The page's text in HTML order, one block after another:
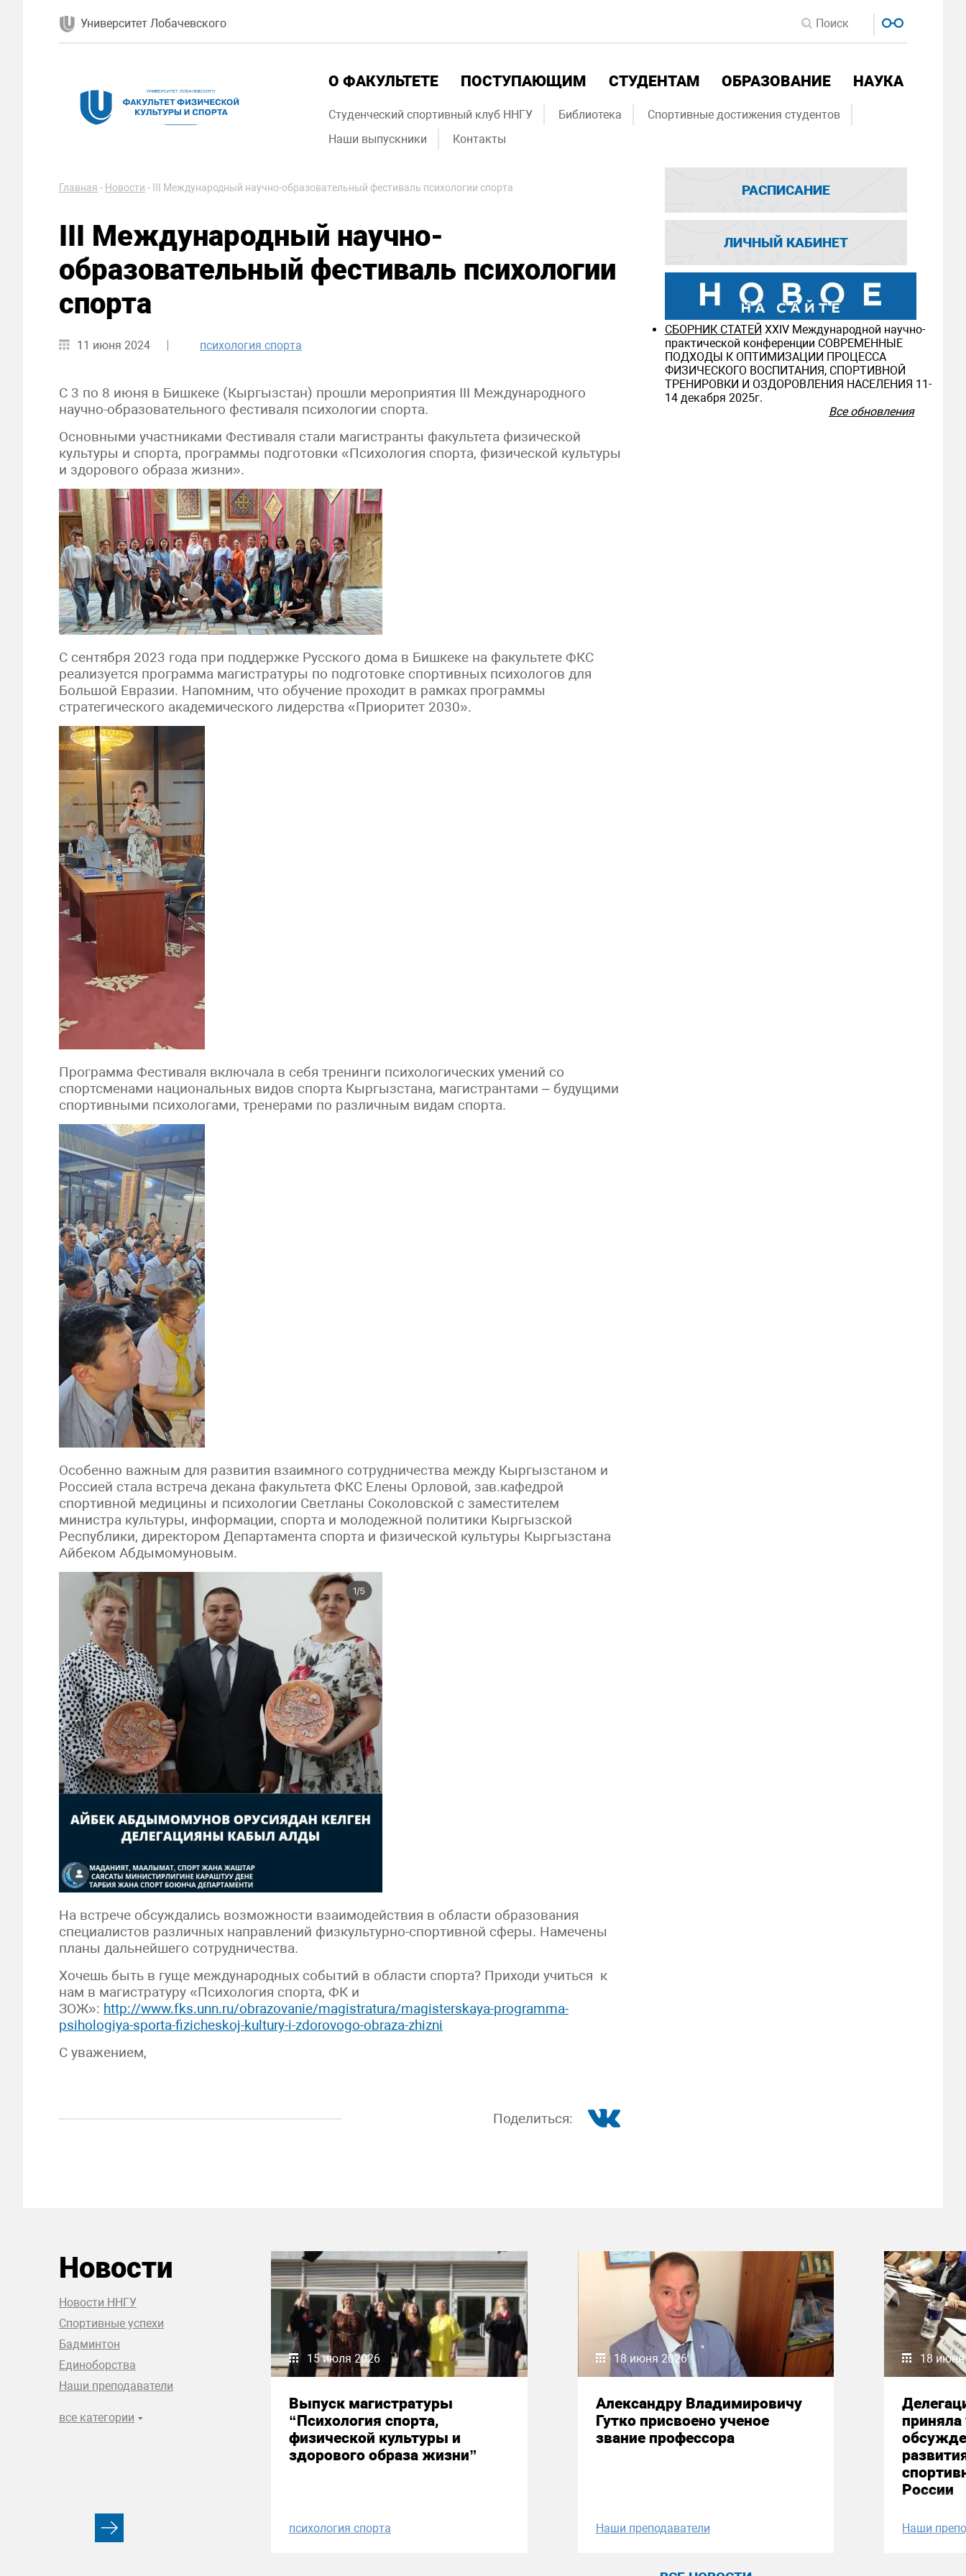
Университет Лобачевского
О ФАКУЛЬТЕТЕ ПОСТУПАЮЩИМ СТУДЕНТАМ ОБРАЗОВАНИЕ НАУКА
Студенческий спортивный клуб ННГУ Библиотека
Спортивные достижения студентов
Наши выпускники
Контакты
Главная - Новости - III Международный научно-образовательный фестиваль психологии спорта
III Международный научно-
образовательный фестиваль психологии
спорта
11 июня 2024 психология спорта
С 3 по 8 июня в Бишкеке (Кыргызстан) прошли мероприятия III Международного
научно-образовательного фестиваля психологии спорта.
Основными участниками Фестиваля стали магистранты факультета физической
культуры и спорта, программы подготовки «Психология спорта, физической культуры
и здорового образа жизни».
С сентября 2023 года при поддержке Русского дома в Бишкеке на факультете ФКС
реализуется программа магистратуры по подготовке спортивных психологов для
Большой Евразии. Напомним, что обучение проходит в рамках программы
стратегического академического лидерства «Приоритет 2030».
Программа Фестиваля включала в себя тренинги психологических умений со
спортсменами национальных видов спорта Кыргызстана, магистрантами – будущими
спортивными психологами, тренерами по различным видам спорта.
Особенно важным для развития взаимного сотрудничества между Кыргызстаном и
Россией стала встреча декана факультета ФКС Елены Орловой, зав.кафедрой
спортивной медицины и психологии Светланы Соколовской с заместителем
министра культуры, информации, спорта и молодежной политики Кыргызской
Республики, директором Департамента спорта и физической культуры Кыргызстана
Айбеком Абдымомуновым.
На встрече обсуждались возможности взаимодействия в области образования
специалистов различных направлений физкультурно-спортивной сферы. Намечены
планы дальнейшего сотрудничества.
Хочешь быть в гуще международных событий в области спорта? Приходи учиться к
нам в магистратуру «Психология спорта, ФК и
ЗОЖ»: http://www.fks.unn.ru/obrazovanie/magistratura/magisterskaya-programma-
psihologiya-sporta-fizicheskoj-kultury-i-zdorovogo-obraza-zhizni
С уважением,
Поделиться:
РАСПИСАНИЕ
ЛИЧНЫЙ КАБИНЕТ
СБОРНИК СТАТЕЙ ХXIV Международной научно-
практической конференции СОВРЕМЕННЫЕ
ПОДХОДЫ К ОПТИМИЗАЦИИ ПРОЦЕССА
ФИЗИЧЕСКОГО ВОСПИТАНИЯ, СПОРТИВНОЙ
ТРЕНИРОВКИ И ОЗДОРОВЛЕНИЯ НАСЕЛЕНИЯ 11-
14 декабря 2025г.
Все обновления
Новости
Новости ННГУ
Спортивные успехи
Бадминтон
Единоборства
Наши преподаватели
все категории
15 июля 2026
Выпуск магистратуры
“Психология спорта,
физической культуры и
здорового образа жизни”
психология спорта
18 июня 2026
Александру Владимировичу
Гутко присвоено ученое
звание профессора
Наши преподаватели
18
приняла
России
Наши